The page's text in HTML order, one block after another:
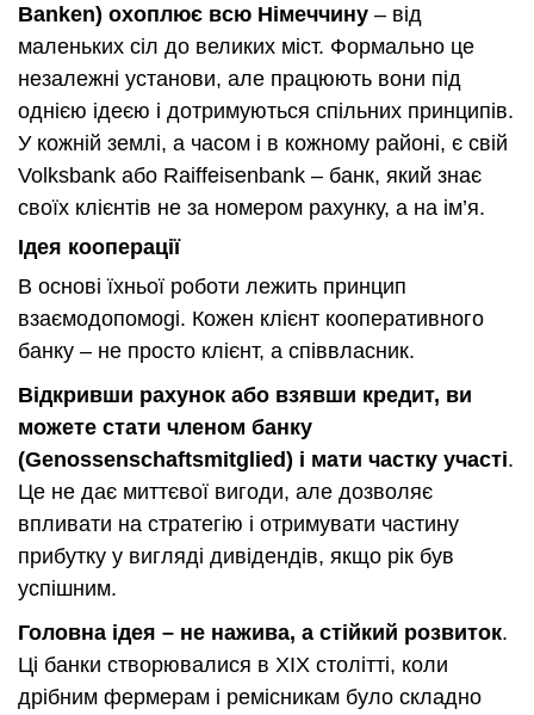
Banken) охоплює всю Німеччину – від
маленьких сіл до великих міст. Формально це
незалежні установи, але працюють вони під
однією ідеєю і дотримуються спільних принципів.
У кожній землі, а часом і в кожному районі, є свій
Volksbank або Raiffeisenbank – банк, який знає
своїх клієнтів не за номером рахунку, а на ім’я.
Ідея кооперації
В основі їхньої роботи лежить принцип
взаємодопомоgi. Кожен клієнт кооперативного
банку – не просто клієнт, а співвласник.
Відкривши рахунок або взявши кредит, ви
можете стати членом банку
(Genossenschaftsmitglied) і мати частку участі.
Це не дає миттєвої вигоди, але дозволяє
впливати на стратегію і отримувати частину
прибутку у вигляді дивідендів, якщо рік був
успішним.
Головна ідея – не нажива, а стійкий розвиток.
Ці банки створювалися в XIX столітті, коли
дрібним фермерам і ремісникам було складно